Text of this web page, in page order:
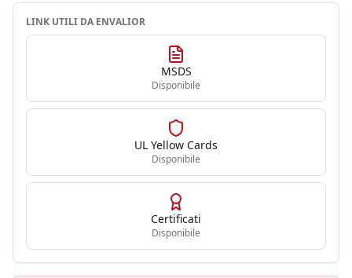
LINK UTILI DA ENVALIOR
MSDS
Disponibile
UL Yellow Cards
Disponibile
Certificati
Disponibile